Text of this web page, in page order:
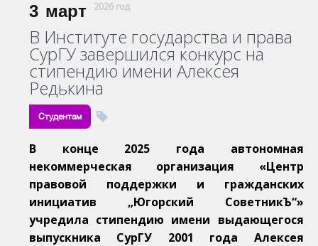
3 март 2026 год
В Институте государства и права
СурГУ завершился конкурс на
стипендию имени Алексея
Редькина
Студентам
В конце 2025 года автономная
некоммерческая организация «Центр
правовой поддержки и гражданских
инициатив „Югорский СоветникЪ“»
учредила стипендию имени выдающегося
выпускника СурГУ 2001 года Алексея